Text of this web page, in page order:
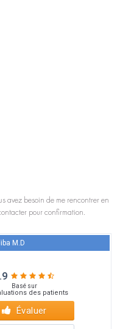
avez besoin de me rencontrer en
pour confirmation.